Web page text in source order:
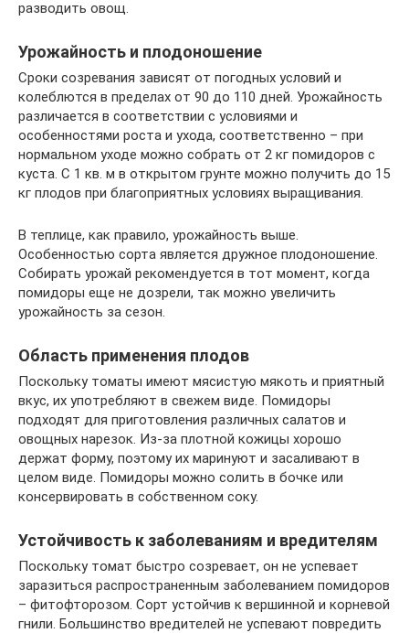
разводить овощ.
Урожайность и плодоношение
Сроки созревания зависят от погодных условий и
колеблются в пределах от 90 до 110 дней. Урожайность
различается в соответствии с условиями и
особенностями роста и ухода, соответственно – при
нормальном уходе можно собрать от 2 кг помидоров с
куста. С 1 кв. м в открытом грунте можно получить до 15
кг плодов при благоприятных условиях выращивания.
В теплице, как правило, урожайность выше.
Особенностью сорта является дружное плодоношение.
Собирать урожай рекомендуется в тот момент, когда
помидоры еще не дозрели, так можно увеличить
урожайность за сезон.
Область применения плодов
Поскольку томаты имеют мясистую мякоть и приятный
вкус, их употребляют в свежем виде. Помидоры
подходят для приготовления различных салатов и
овощных нарезок. Из-за плотной кожицы хорошо
держат форму, поэтому их маринуют и засаливают в
целом виде. Помидоры можно солить в бочке или
консервировать в собственном соку.
Устойчивость к заболеваниям и вредителям
Поскольку томат быстро созревает, он не успевает
заразиться распространенным заболеванием помидоров
– фитофторозом. Сорт устойчив к вершинной и корневой
гнили. Большинство вредителей не успевают повредить